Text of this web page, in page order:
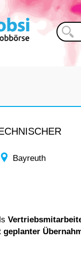
Bayreuth